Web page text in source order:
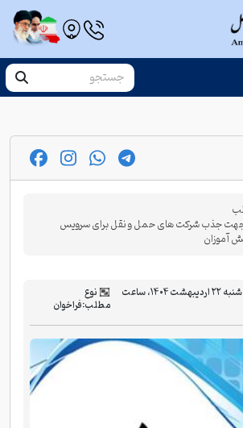
جهت جذب شرکت های حمل و نقل برای سرویس
آموزان
‫۱ سال و ۲ ماه قبل، دو شنبه ۲۲ اردیبهشت ۱۴۰۴، ساعت نوع
مطلب:فراخوان